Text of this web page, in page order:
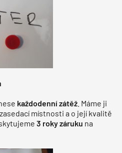
každodenní zátěž . Máme ji
místnosti a o její kvalitě
3 roky záruku na